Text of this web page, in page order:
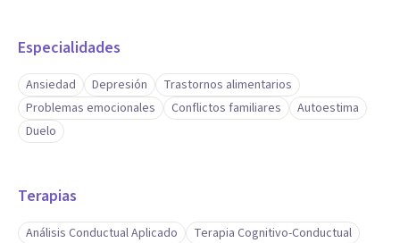
Especialidades
Ansiedad Depresión
Trastornos alimentarios
Problemas emocionales
Conflictos familiares
Autoestima
Duelo
Terapias
Análisis Conductual Aplicado
Terapia Cognitivo-Conductual